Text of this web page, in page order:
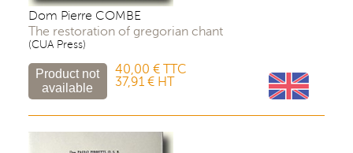
Dom Pierre COMBE
The restoration of gregorian chant
(CUA Press)
40,00 € TTC
37,91 € HT